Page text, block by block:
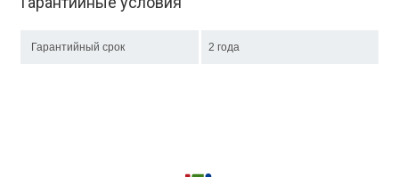
Гарантийный срок 2 года